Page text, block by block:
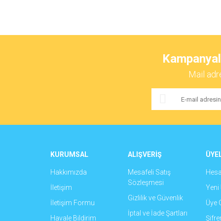
Ürün resmi kalitesiz, bozuk veya görüntülenemiyor.
Mail
KURUMSAL
Hakkımızda
İletişim
İletişim Formu
Havale Bildirim
ALIŞVERİŞ
Mesafeli Satış
Sözleşmesi
Gizlilik ve Güvenlik
İptal ve İade Şartları
Yeni
Üye